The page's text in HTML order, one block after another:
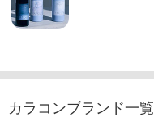
カラコンブランド一覧